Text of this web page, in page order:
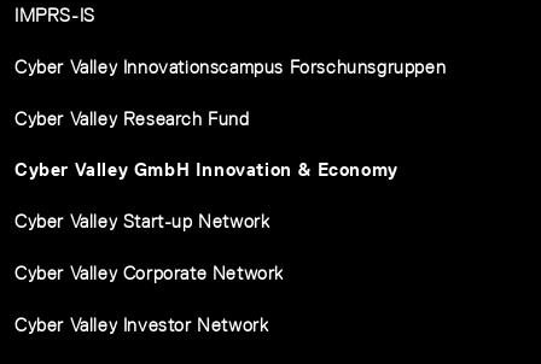
IMPRS-IS
Cyber Valley Innovationscampus Forschunsgruppen
Cyber Valley Research Fund
Cyber Valley GmbH Innovation & Economy
Cyber Valley Start-up Network
Cyber Valley Corporate Network
Cyber Valley Investor Network